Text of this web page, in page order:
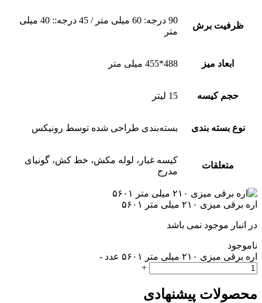
ظرفیت برش
90 درجه: 60 میلی متر / 45 درجه:: 40 میلی
متر
ابعاد میز 488*455 میلی متر
حجم کیسه 15 لیتر
نوع بسته بندی بسته‌بندی طراحی شده توسط رونیکس
متعلقات
کیسه غبار، لوله مکش، خط کش، گونیای
مدرج
اره برقی میزی ۲۱۰ میلی متر ۵۶۰۱
در انبار موجود نمی باشد
ناموجود
اره برقی میزی ۲۱۰ میلی متر ۵۶۰۱ عدد
-
+
محصولات پیشنهادی